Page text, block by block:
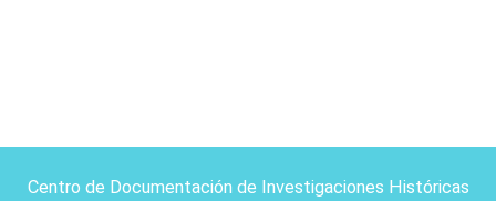
Centro de Documentación de Investigaciones Históricas